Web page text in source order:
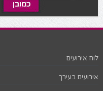
לוח אירועים
אירועים בעירך